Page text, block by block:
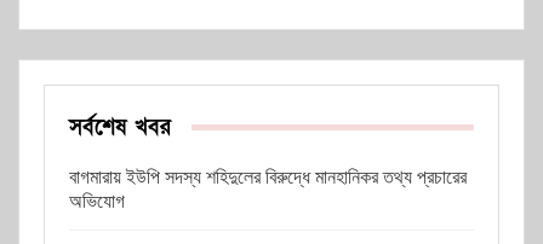
সর্বশেষ খবর
বাগমারায় ইউপি সদস্য শহিদুলের বিরুদ্ধে মানহানিকর তথ্য প্রচারের
অভিযোগ